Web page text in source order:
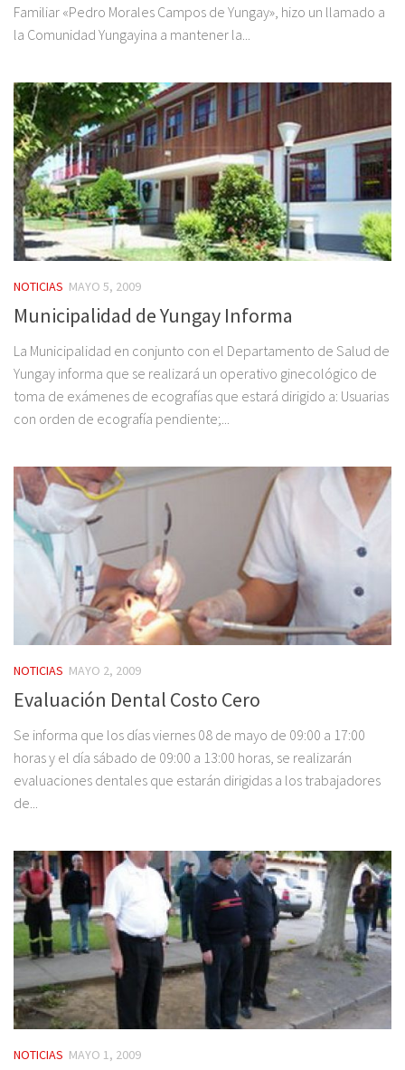
Familiar «Pedro Morales Campos de Yungay», hizo un llamado a
la Comunidad Yungayina a mantener la...
NOTICIAS MAYO 5, 2009
Municipalidad de Yungay Informa
La Municipalidad en conjunto con el Departamento de Salud de
Yungay informa que se realizará un operativo ginecológico de
toma de exámenes de ecografías que estará dirigido a: Usuarias
con orden de ecografía pendiente;...
NOTICIAS MAYO 2, 2009
Evaluación Dental Costo Cero
Se informa que los días viernes 08 de mayo de 09:00 a 17:00
horas y el día sábado de 09:00 a 13:00 horas, se realizarán
evaluaciones dentales que estarán dirigidas a los trabajadores
de...
NOTICIAS MAYO 1, 2009